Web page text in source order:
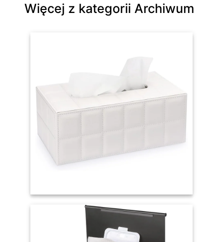
Więcej z kategorii Archiwum